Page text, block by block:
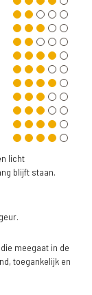
licht
blijft staan.
meegaat in de
toegankelijk en